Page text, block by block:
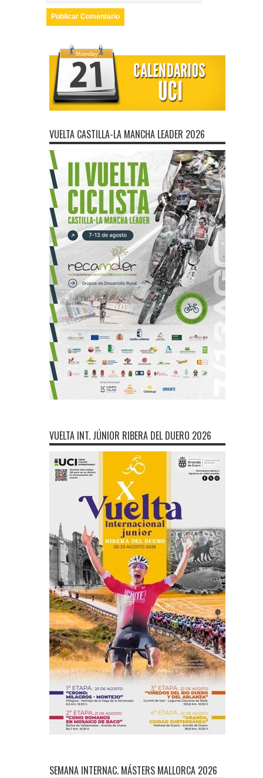
VUELTA CASTILLA-LA MANCHA LEADER 2026
VUELTA INT. JÚNIOR RIBERA DEL DUERO 2026
SEMANA INTERNAC. MÁSTERS MALLORCA 2026